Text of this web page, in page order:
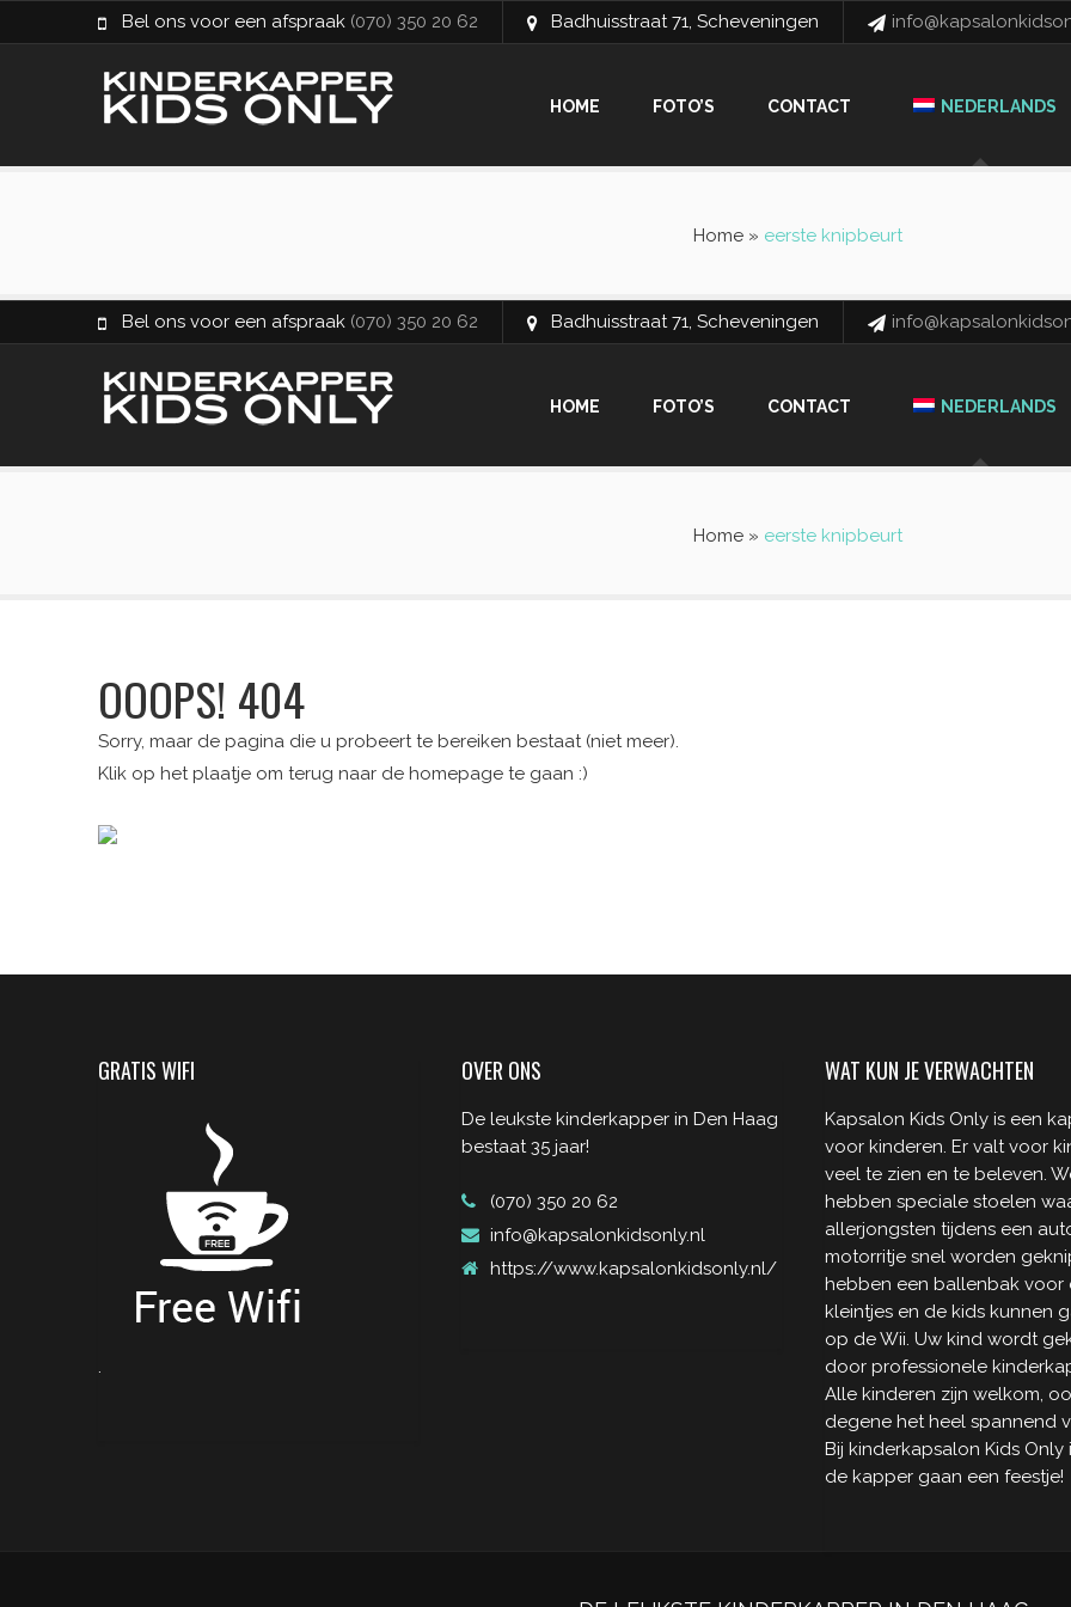
Bel ons voor een afspraak (070) 350 20 62 Badhuisstraat 71, Scheveningen
HOME FOTO’S CONTACT NEDERLANDS
Home» eerste knipbeurt
Bel ons voor een afspraak (070) 350 20 62 Badhuisstraat 71, Scheveningen
HOME FOTO’S CONTACT NEDERLANDS
Home» eerste knipbeurt
OOOPS! 404
Sorry, maar de pagina die u probeert te bereiken bestaat (niet meer).
Klik op het plaatje om terug naar de homepage te gaan :)
GRATIS WIFI
.
OVER ONS
De leukste kinderkapper in Den Haag
bestaat 35 jaar!
(070) 350 20 62
info@kapsalonkidsonly.nl
https://www.kapsalonkidsonly.nl/
WAT KUN JE VERWACHTEN
Kapsalon Kids Only is een
voor kinderen. Er valt voor
veel te zien en te beleven.
hebben speciale stoelen
allerjongsten tijdens een
motorritje snel worden
hebben een ballenbak voor
kleintjes en de kids kunnen
op de Wii. Uw kind wordt
door professionele
Alle kinderen zijn welkom,
degene het heel spannend
Bij kinderkapsalon Kids Only
de kapper gaan een feestje!